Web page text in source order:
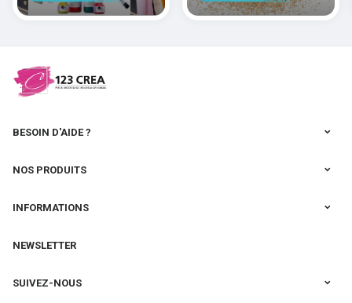
polymères
BESOIN D'AIDE ?
NOS PRODUITS
INFORMATIONS
NEWSLETTER
SUIVEZ-NOUS